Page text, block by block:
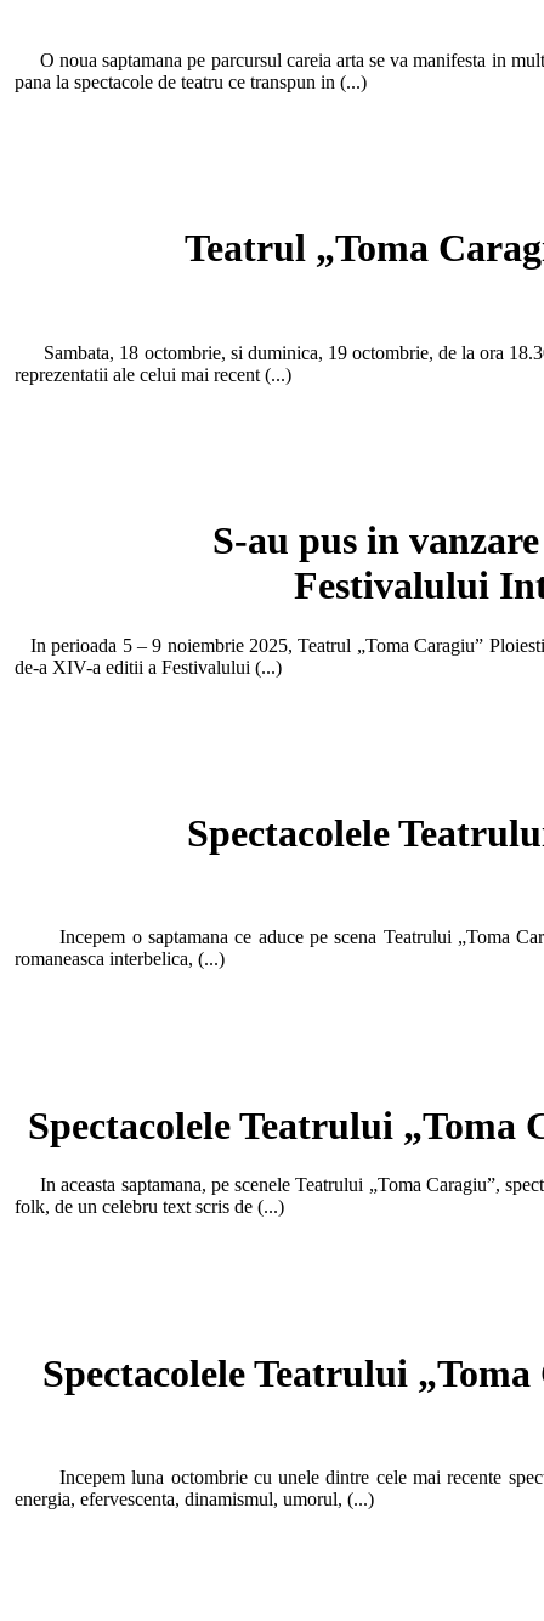
O noua saptamana pe parcursul careia arta se va manifesta in
pana la spectacole de teatru ce transpun in (...)
Teatrul „Toma
Sambata, 18 octombrie, si duminica, 19 octombrie, de la ora
reprezentatii ale celui mai recent (...)
S-au pus in
Festivalului
In perioada 5 – 9 noiembrie 2025, Teatrul „Toma Caragiu”
de-a XIV-a editii a Festivalului (...)
Spectacolele
Incepem o saptamana ce aduce pe scena Teatrului „Toma
romaneasca interbelica, (...)
Spectacolele Teatrului „Toma
In aceasta saptamana, pe scenele Teatrului „Toma Caragiu”,
folk, de un celebru text scris de (...)
Spectacolele Teatrului
Incepem luna octombrie cu unele dintre cele mai recente
energia, efervescenta, dinamismul, umorul, (...)